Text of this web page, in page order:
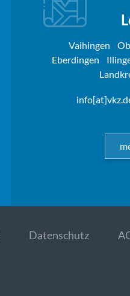
Vaihingen
Eberdingen
Datenschutz